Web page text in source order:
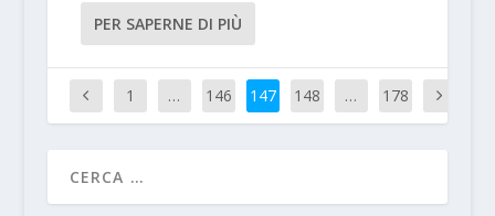
PER SAPERNE DI PIÙ
1 … 146 147 148 … 178